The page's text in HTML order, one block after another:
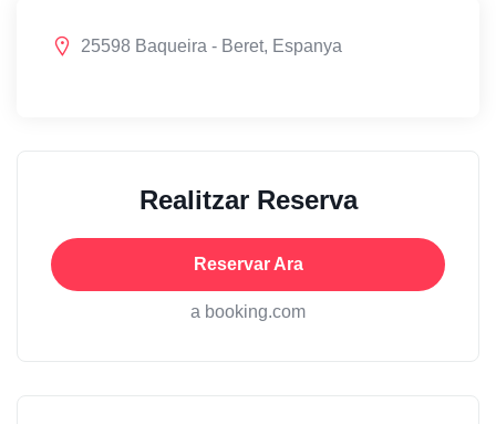
25598 Baqueira - Beret, Espanya
Realitzar Reserva
Reservar Ara
a booking.com